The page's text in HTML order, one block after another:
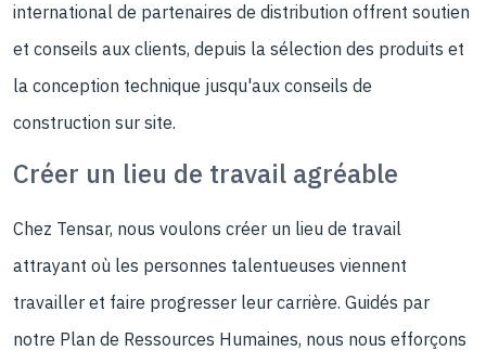
international de partenaires de distribution offrent soutien
et conseils aux clients, depuis la sélection des produits et
la conception technique jusqu'aux conseils de
construction sur site.
Créer un lieu de travail agréable
Chez Tensar, nous voulons créer un lieu de travail
attrayant où les personnes talentueuses viennent
travailler et faire progresser leur carrière. Guidés par
notre Plan de Ressources Humaines, nous nous efforçons